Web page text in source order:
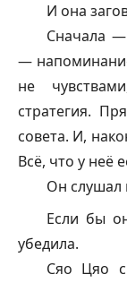
И она
Сначала
—
не
стратегия.
совета. И,
Всё, что у неё
Он слушал
Если бы
убедила.
Сяо Цяо